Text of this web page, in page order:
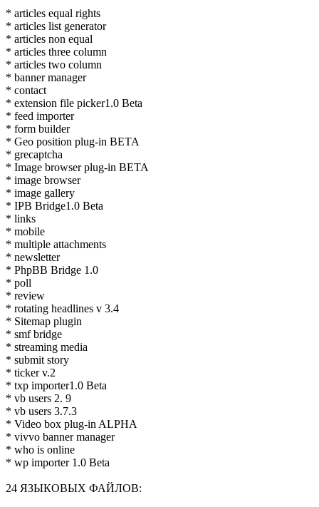
* articles equal rights
* articles list generator
* articles non equal
* articles three column
* articles two column
* banner manager
* contact
* extension file picker1.0 Beta
* feed importer
* form builder
* Geo position plug-in BETA
* grecaptcha
* Image browser plug-in BETA
* image browser
* image gallery
* IPB Bridge1.0 Beta
* links
* mobile
* multiple attachments
* newsletter
* PhpBB Bridge 1.0
* poll
* review
* rotating headlines v 3.4
* Sitemap plugin
* smf bridge
* streaming media
* submit story
* ticker v.2
* txp importer1.0 Beta
* vb users 2. 9
* vb users 3.7.3
* Video box plug-in ALPHA
* vivvo banner manager
* who is online
* wp importer 1.0 Beta
24 ЯЗЫКОВЫХ ФАЙЛОВ: